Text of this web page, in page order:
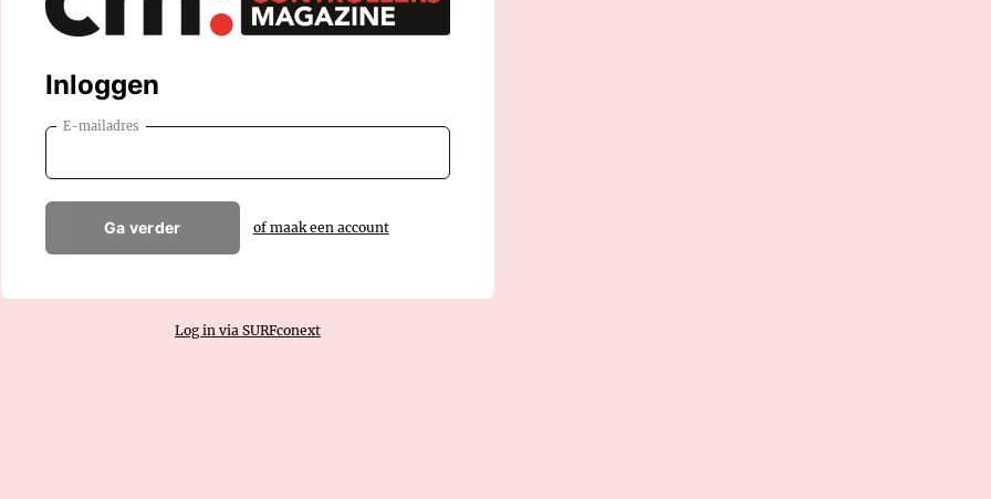
Inloggen
E-mailadres
Ga verder of maak een account
Log in via SURFconext